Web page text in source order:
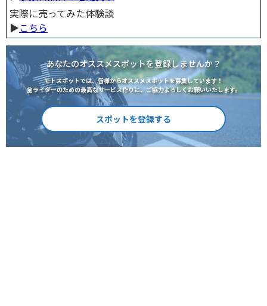
実際に売ってみた体験談
▶︎こちら
あなたのオススメスポットを登録しませんか？
モトスポットでは、皆様からオススメスポットを募集しています！
全ライダーのための最高なサービス作りに、ご協力よろしくお願いいたします。
スポットを登録する